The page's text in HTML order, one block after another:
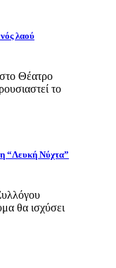
λαού
Θέατρο
το
“Λευκή Νύχτα”
θα ισχύσει